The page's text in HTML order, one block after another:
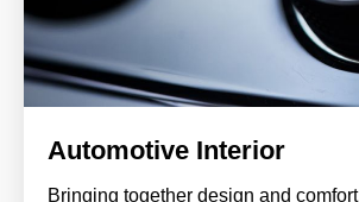
Automotive Interior
Bringing together design and comfort